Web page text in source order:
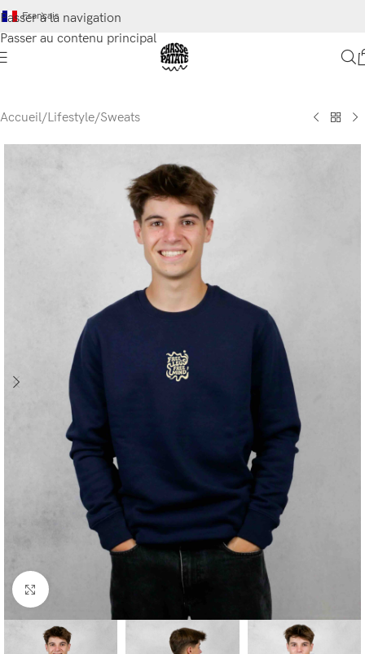
Passer à la navigation
Passer au contenu principal
Français
Accueil/Lifestyle/Sweats
Cliquez pour agrandir